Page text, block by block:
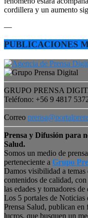
cordillera y un aumento
—
PUBLICACIONES
GRUPO PRENSA
Teléfono: +56 9 4817
Correo
Prensa y Difusión para
Salud.
Somos un medio de
perteneciente a Grupo
Damos visibilidad a
contenidos de calidad,
las edades y tomadores
Los 5 portales de Noticias
Prensa Salud, publican en
lucros, que busquen un